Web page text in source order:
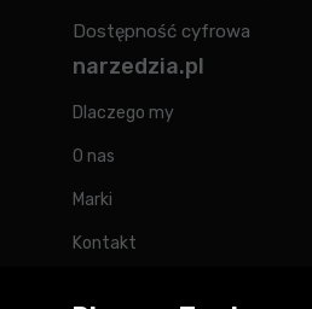
Dostępność cyfrowa
narzedzia.pl
Dlaczego my
O nas
Marki
Kontakt